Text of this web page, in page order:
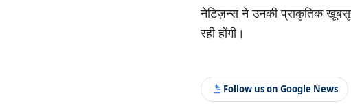
नेटिज़न्स ने उनकी प्राकृतिक
रही होंगी।
Follow us on Google News